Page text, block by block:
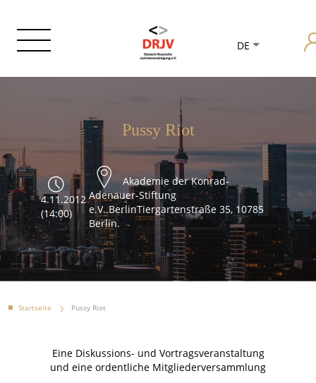
DE
Pussy Riot
4.11.2012
(14:00)
Akademie der Konrad-
Adenauer-Stiftung
e.V..BerlinTiergartenstraße 35, 10785
Berlin.
Startseite Pussy Riot
Eine Diskussions- und Vortragsveranstaltung
und eine ordentliche Mitgliederversammlung